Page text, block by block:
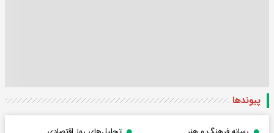
پیوندها